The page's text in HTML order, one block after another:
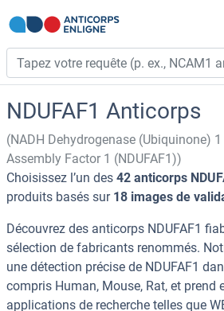
NDUFAF1 Anticorps
(NADH Dehydrogenase (Ubiquinone)
Assembly Factor 1 (NDUFAF1))
Choisissez l’un des 42 anticorps
produits basés sur 18 images de
Découvrez des anticorps NDUFAF1
sélection de fabricants renommés.
une détection précise de NDUFAF1
compris Human, Mouse, Rat, et prend
applications de recherche telles que